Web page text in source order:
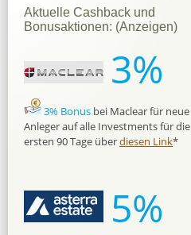
Aktuelle Cashback und
Bonusaktionen: (Anzeigen)
3%
3% Bonus bei Maclear für neue
Anleger auf alle Investments für die
ersten 90 Tage überdiesen Link*
5%